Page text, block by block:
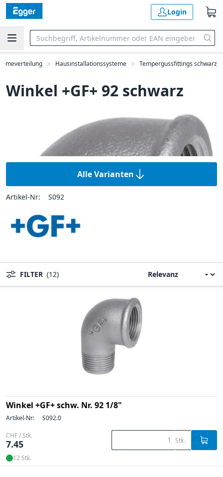
Login
Hausinstallationssysteme Tempergussfittings schwarz
Winkel +GF+ 92 schwarz
Alle Varianten
Artikel-Nr: S092
FILTER (12)
Winkel +GF+ schw. Nr. 92 1/8"
Artikel-Nr: S092.0
CHF / Stk.
7.45 Stk.
12 Stk.